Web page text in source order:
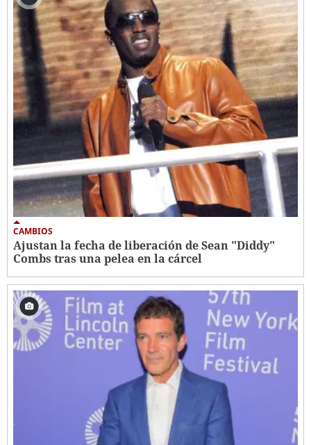
CAMBIOS
Ajustan la fecha de liberación de Sean "Diddy"
Combs tras una pelea en la cárcel